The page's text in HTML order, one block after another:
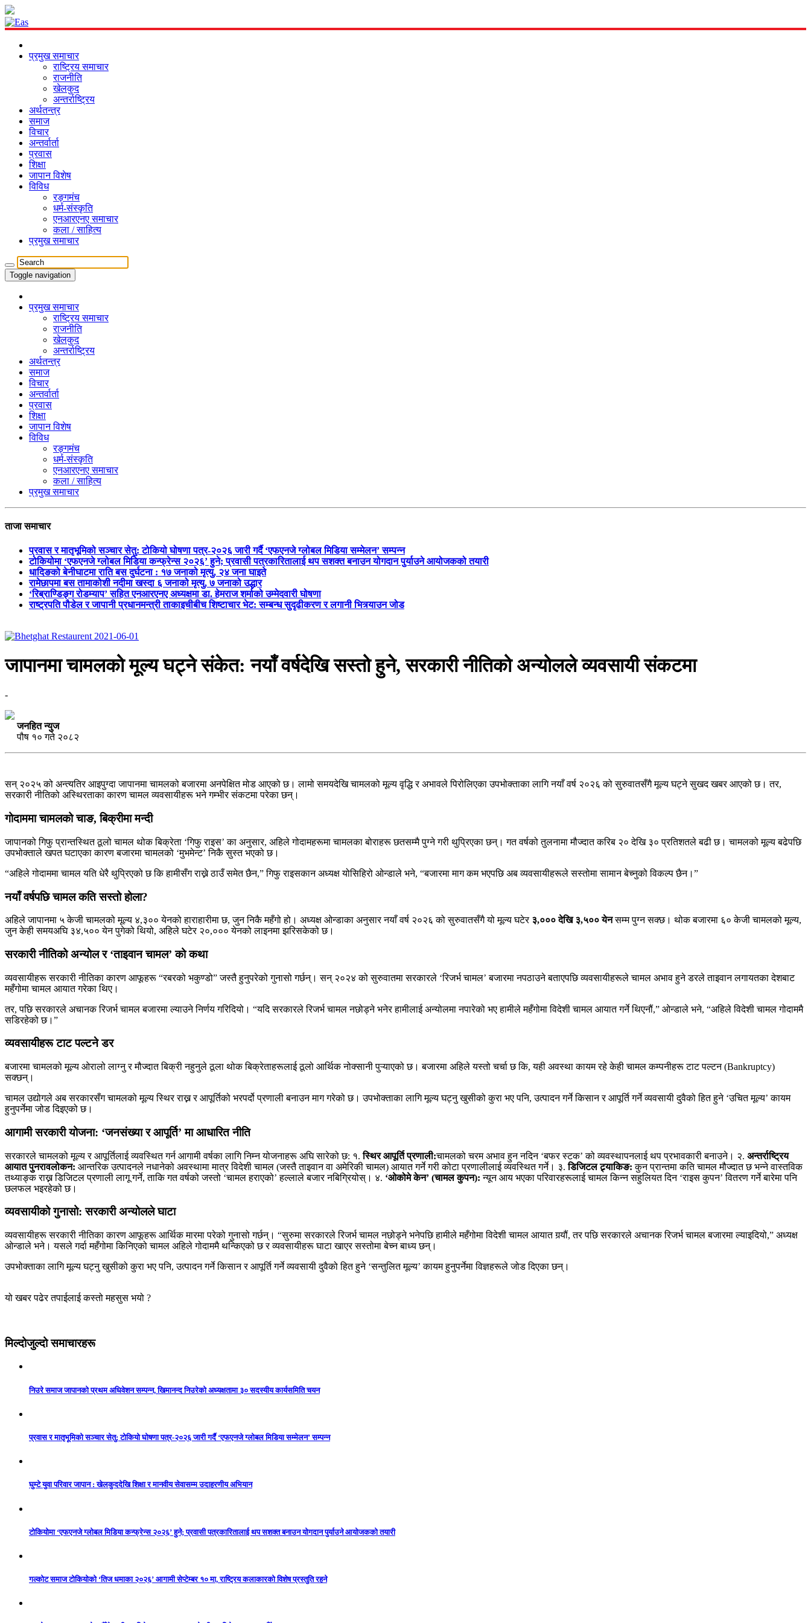
प्रमुख समाचार
राष्ट्रिय समाचार
राजनीति
खेलकुद
अन्तर्राष्ट्रिय
अर्थतन्त्र
समाज
विचार
अन्तर्वार्ता
प्रवास
शिक्षा
जापान विशेष
विविध
रङ्गमंच
धर्म-संस्कृति
एनआरएनए समाचार
कला / साहित्य
प्रमुख समाचार
Toggle navigation
प्रमुख समाचार
राष्ट्रिय समाचार
राजनीति
खेलकुद
अन्तर्राष्ट्रिय
अर्थतन्त्र
समाज
विचार
अन्तर्वार्ता
प्रवास
शिक्षा
जापान विशेष
विविध
रङ्गमंच
धर्म-संस्कृति
एनआरएनए समाचार
कला / साहित्य
प्रमुख समाचार
ताजा समाचार
प्रवास र मातृभूमिको सञ्चार सेतु: टोकियो घोषणा पत्र-२०२६ जारी गर्दै ‘एफएनजे ग्लोबल मिडिया सम्मेलन’ सम्पन्न
टोकियोमा ‘एफएनजे ग्लोबल मिडिया कन्फ्रेन्स २०२६’ हुने; प्रवासी पत्रकारितालाई थप सशक्त बनाउन योगदान पुर्याउने आयोजकको तयारी
धादिङको बेनीघाटमा राति बस दुर्घटना : १७ जनाको मृत्यु, २४ जना घाइते
रामेछापमा बस तामाकोशी नदीमा खस्दा ६ जनाको मृत्यु, ७ जनाको उद्धार
‘रिब्राण्डिङ्ग रोडम्याप’ सहित एनआरएनए अध्यक्षमा डा. हेमराज शर्माको उम्मेदवारी घोषणा
राष्ट्रपति पौडेल र जापानी प्रधानमन्त्री ताकाइचीबीच शिष्टाचार भेट: सम्बन्ध सुदृढीकरण र लगानी भित्र्याउन जोड
जापानमा चामलको मूल्य घट्ने संकेत: नयाँ वर्षदेखि सस्तो हुने, सरकारी नीतिको अन्योलले व्यवसायी संकटमा
-
जनहित न्युज
पौष १० गते २०८२
सन् २०२५ को अन्त्यतिर आइपुग्दा जापानमा चामलको बजारमा अनपेक्षित मोड आएको छ। लामो समयदेखि चामलको मूल्य वृद्धि र अभावले पिरोलिएका उपभोक्ताका लागि नयाँ वर्ष २०२६ को सुरुवातसँगै मूल्य घट्ने सुखद खबर आएको छ। तर,
सरकारी नीतिको अस्थिरताका कारण चामल व्यवसायीहरू भने गम्भीर संकटमा परेका छन्।
गोदाममा चामलको चाङ, बिक्रीमा मन्दी
जापानको गिफु प्रान्तस्थित ठूलो चामल थोक बिक्रेता ‘गिफु राइस’ का अनुसार, अहिले गोदामहरूमा चामलका बोराहरू छतसम्मै पुग्ने गरी थुप्रिएका छन्। गत वर्षको तुलनामा मौज्दात करिब २० देखि ३० प्रतिशतले बढी छ। चामलको मूल्य बढेपछि
उपभोक्ताले खपत घटाएका कारण बजारमा चामलको ‘मुभमेन्ट’ निकै सुस्त भएको छ।
“अहिले गोदाममा चामल यति धेरै थुप्रिएको छ कि हामीसँग राख्ने ठाउँ समेत छैन,” गिफु राइसकान अध्यक्ष योसिहिरो ओन्डाले भने, “बजारमा माग कम भएपछि अब व्यवसायीहरूले सस्तोमा सामान बेच्नुको विकल्प छैन।”
नयाँ वर्षपछि चामल कति सस्तो होला?
अहिले जापानमा ५ केजी चामलको मूल्य ४,३०० येनको हाराहारीमा छ, जुन निकै महँगो हो। अध्यक्ष ओन्डाका अनुसार नयाँ वर्ष २०२६ को सुरुवातसँगै यो मूल्य घटेर ३,००० देखि ३,५०० येनसम्म पुग्न सक्छ। थोक बजारमा ६० केजी चामलको मूल्य,
जुन केही समयअघि ३४,५०० येन पुगेको थियो, अहिले घटेर २०,००० येनको लाइनमा झरिसकेको छ।
सरकारी नीतिको अन्योल र ‘ताइवान चामल’ को कथा
व्यवसायीहरू सरकारी नीतिका कारण आफूहरू “रबरको भकुण्डो” जस्तै हुनुपरेको गुनासो गर्छन्। सन् २०२४ को सुरुवातमा सरकारले ‘रिजर्भ चामल’ बजारमा नपठाउने बताएपछि व्यवसायीहरूले चामल अभाव हुने डरले ताइवान लगायतका देशबाट
महँगोमा चामल आयात गरेका थिए।
तर, पछि सरकारले अचानक रिजर्भ चामल बजारमा ल्याउने निर्णय गरिदियो। “यदि सरकारले रिजर्भ चामल नछोड्ने भनेर हामीलाई अन्योलमा नपारेको भए हामीले महँगोमा विदेशी चामल आयात गर्ने थिएनौं,” ओन्डाले भने, “अहिले विदेशी चामल गोदाममै
सडिरहेको छ।”
व्यवसायीहरू टाट पल्टने डर
बजारमा चामलको मूल्य ओरालो लाग्नु र मौज्दात बिक्री नहुनुले ठूला थोक बिक्रेताहरूलाई ठूलो आर्थिक नोक्सानी पुऱ्याएको छ। बजारमा अहिले यस्तो चर्चा छ कि, यही अवस्था कायम रहे केही चामल कम्पनीहरू टाट पल्टन (Bankruptcy)
सक्छन्।
चामल उद्योगले अब सरकारसँग चामलको मूल्य स्थिर राख्न र आपूर्तिको भरपर्दो प्रणाली बनाउन माग गरेको छ। उपभोक्ताका लागि मूल्य घट्नु खुसीको कुरा भए पनि, उत्पादन गर्ने किसान र आपूर्ति गर्ने व्यवसायी दुवैको हित हुने ‘उचित मूल्य’ कायम
हुनुपर्नेमा जोड दिइएको छ।
आगामी सरकारी योजना: ‘जनसंख्या र आपूर्ति’ मा आधारित नीति
सरकारले चामलको मूल्य र आपूर्तिलाई व्यवस्थित गर्न आगामी वर्षका लागि निम्न योजनाहरू अघि सारेको छ: १.स्थिर आपूर्ति प्रणाली:चामलको चरम अभाव हुन नदिन ‘बफर स्टक’ को व्यवस्थापनलाई थप प्रभावकारी बनाउने। २. अन्तर्राष्ट्रिय
आयात पुनरावलोकन: आन्तरिक उत्पादनले नधानेको अवस्थामा मात्र विदेशी चामल (जस्तै ताइवान वा अमेरिकी चामल) आयात गर्ने गरी कोटा प्रणालीलाई व्यवस्थित गर्ने। ३.डिजिटल ट्र्याकिङ: कुन प्रान्तमा कति चामल मौज्दात छ भन्ने वास्तविक
तथ्याङ्क राख्न डिजिटल प्रणाली लागू गर्ने, ताकि गत वर्षको जस्तो ‘चामल हराएको’ हल्लाले बजार नबिग्रियोस्। ४. ‘ओकोमे केन’ (चामल कुपन): न्यून आय भएका परिवारहरूलाई चामल किन्न सहुलियत दिन ‘राइस कुपन’ वितरण गर्ने बारेमा पनि
छलफल भइरहेको छ।
व्यवसायीको गुनासो: सरकारी अन्योलले घाटा
व्यवसायीहरू सरकारी नीतिका कारण आफूहरू आर्थिक मारमा परेको गुनासो गर्छन्। “सुरुमा सरकारले रिजर्भ चामल नछोड्ने भनेपछि हामीले महँगोमा विदेशी चामल आयात गर्‍यौं, तर पछि सरकारले अचानक रिजर्भ चामल बजारमा ल्याइदियो,” अध्यक्ष
ओन्डाले भने। यसले गर्दा महँगोमा किनिएको चामल अहिले गोदाममै थन्किएको छ र व्यवसायीहरू घाटा खाएर सस्तोमा बेच्न बाध्य छन्।
उपभोक्ताका लागि मूल्य घट्नु खुसीको कुरा भए पनि, उत्पादन गर्ने किसान र आपूर्ति गर्ने व्यवसायी दुवैको हित हुने ‘सन्तुलित मूल्य’ कायम हुनुपर्नेमा विज्ञहरूले जोड दिएका छन्।
यो खबर पढेर तपाईलाई कस्तो महसुस भयो ?
मिल्दोजुल्दो समाचारहरू
निउरे समाज जापानको प्रथम अधिवेशन सम्पन्न, खिमानन्द निउरेको अध्यक्षतामा ३० सदस्यीय कार्यसमिति चयन
प्रवास र मातृभूमिको सञ्चार सेतु: टोकियो घोषणा पत्र-२०२६ जारी गर्दै ‘एफएनजे ग्लोबल मिडिया सम्मेलन’ सम्पन्न
घुम्टे युवा परिवार जापान : खेलकुददेखि शिक्षा र मानवीय सेवासम्म उदाहरणीय अभियान
टोकियोमा ‘एफएनजे ग्लोबल मिडिया कन्फ्रेन्स २०२६’ हुने; प्रवासी पत्रकारितालाई थप सशक्त बनाउन योगदान पुर्याउने आयोजकको तयारी
गल्कोट समाज टोकियोको ‘तिज धमाका २०२६’ आगामी सेप्टेम्बर १० मा, राष्ट्रिय कलाकारको विशेष प्रस्तुति रहने